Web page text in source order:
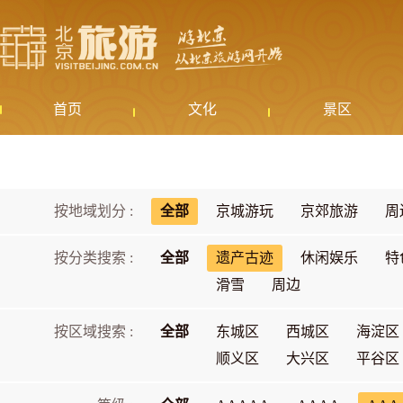
首页 文化 景区
按地域划分 : 全部 京城游玩 京郊旅游 周
按分类搜索 : 全部 遗产古迹 休闲娱乐
特
滑雪
周边
按区域搜索 : 全部 东城区 西城区
海淀区
顺义区
大兴区 平谷区